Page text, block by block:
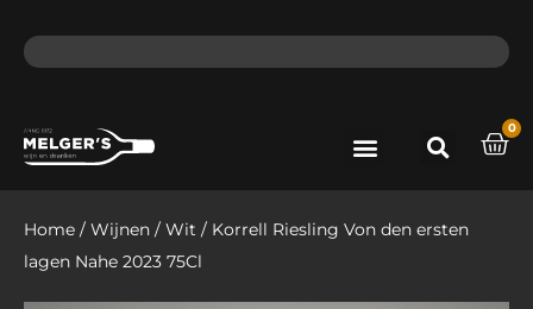
0
Home / Wijnen / Wit / Korrell Riesling Von den ersten
lagen Nahe 2023 75Cl